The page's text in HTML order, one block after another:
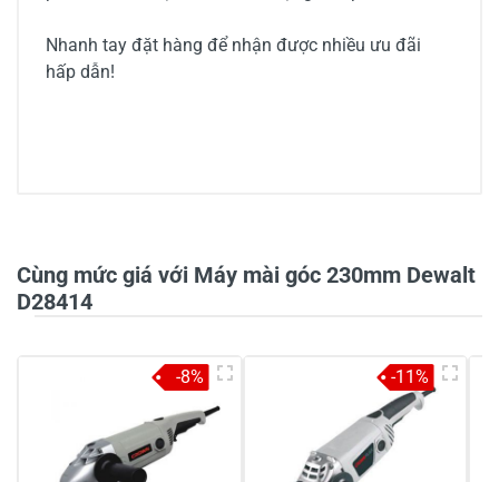
Nhanh tay đặt hàng để nhận được nhiều ưu đãi
hấp dẫn!
-
2
-
1
-
Cùng mức giá với Máy mài góc 230mm Dewalt
D28414
-8% -11%